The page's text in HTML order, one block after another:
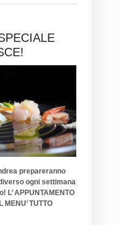
prepareranno
ogni settimana
L’ APPUNTAMENTO
MENU’ TUTTO